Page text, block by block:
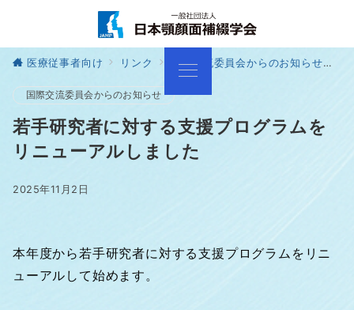
医療従事者向け リンク 国際交流委員会からのお知らせ
国際交流委員会からのお知らせ
若手研究者に対する支援プログラムを
リニューアルしました
2025年11月2日
本年度から若手研究者に対する支援プログラムをリニ
ューアルして始めます。